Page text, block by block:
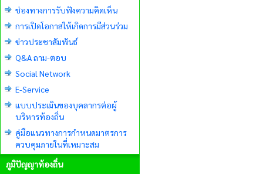
ช่องทางการรับฟังความคิดเห็น
การเปิดโอกาสให้เกิดการมีส่วนร่วม
ข่าวประชาสัมพันธ์
Q&A ถาม-ตอบ
Social Network
E-Service
แบบประเมินของบุคลากรต่อผู้
บริหารท้องถิ่น
คู่มือแนวทางการกำหนดมาตรการ
ควบคุมภายในที่เหมาะสม
ภูมิปัญญาท้องถิ่น